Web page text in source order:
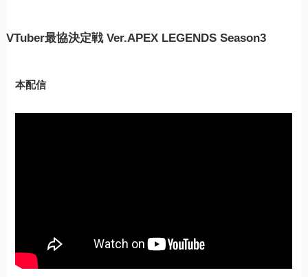
VTuber最協決定戦 Ver.APEX LEGENDS Season3
本配信